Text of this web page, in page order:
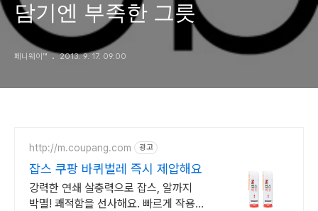
담기엔 부족한 그릇
페니웨이™ 2013. 9. 17. 09:00
http://m.coupang.com 광고
잡스 쿠팡 바퀴벌레 즉시 제압해요
강력한 연쇄 살충력으로 잡스, 알까지
박멸! 쾌적함을 선사해요. 빠르게 작용